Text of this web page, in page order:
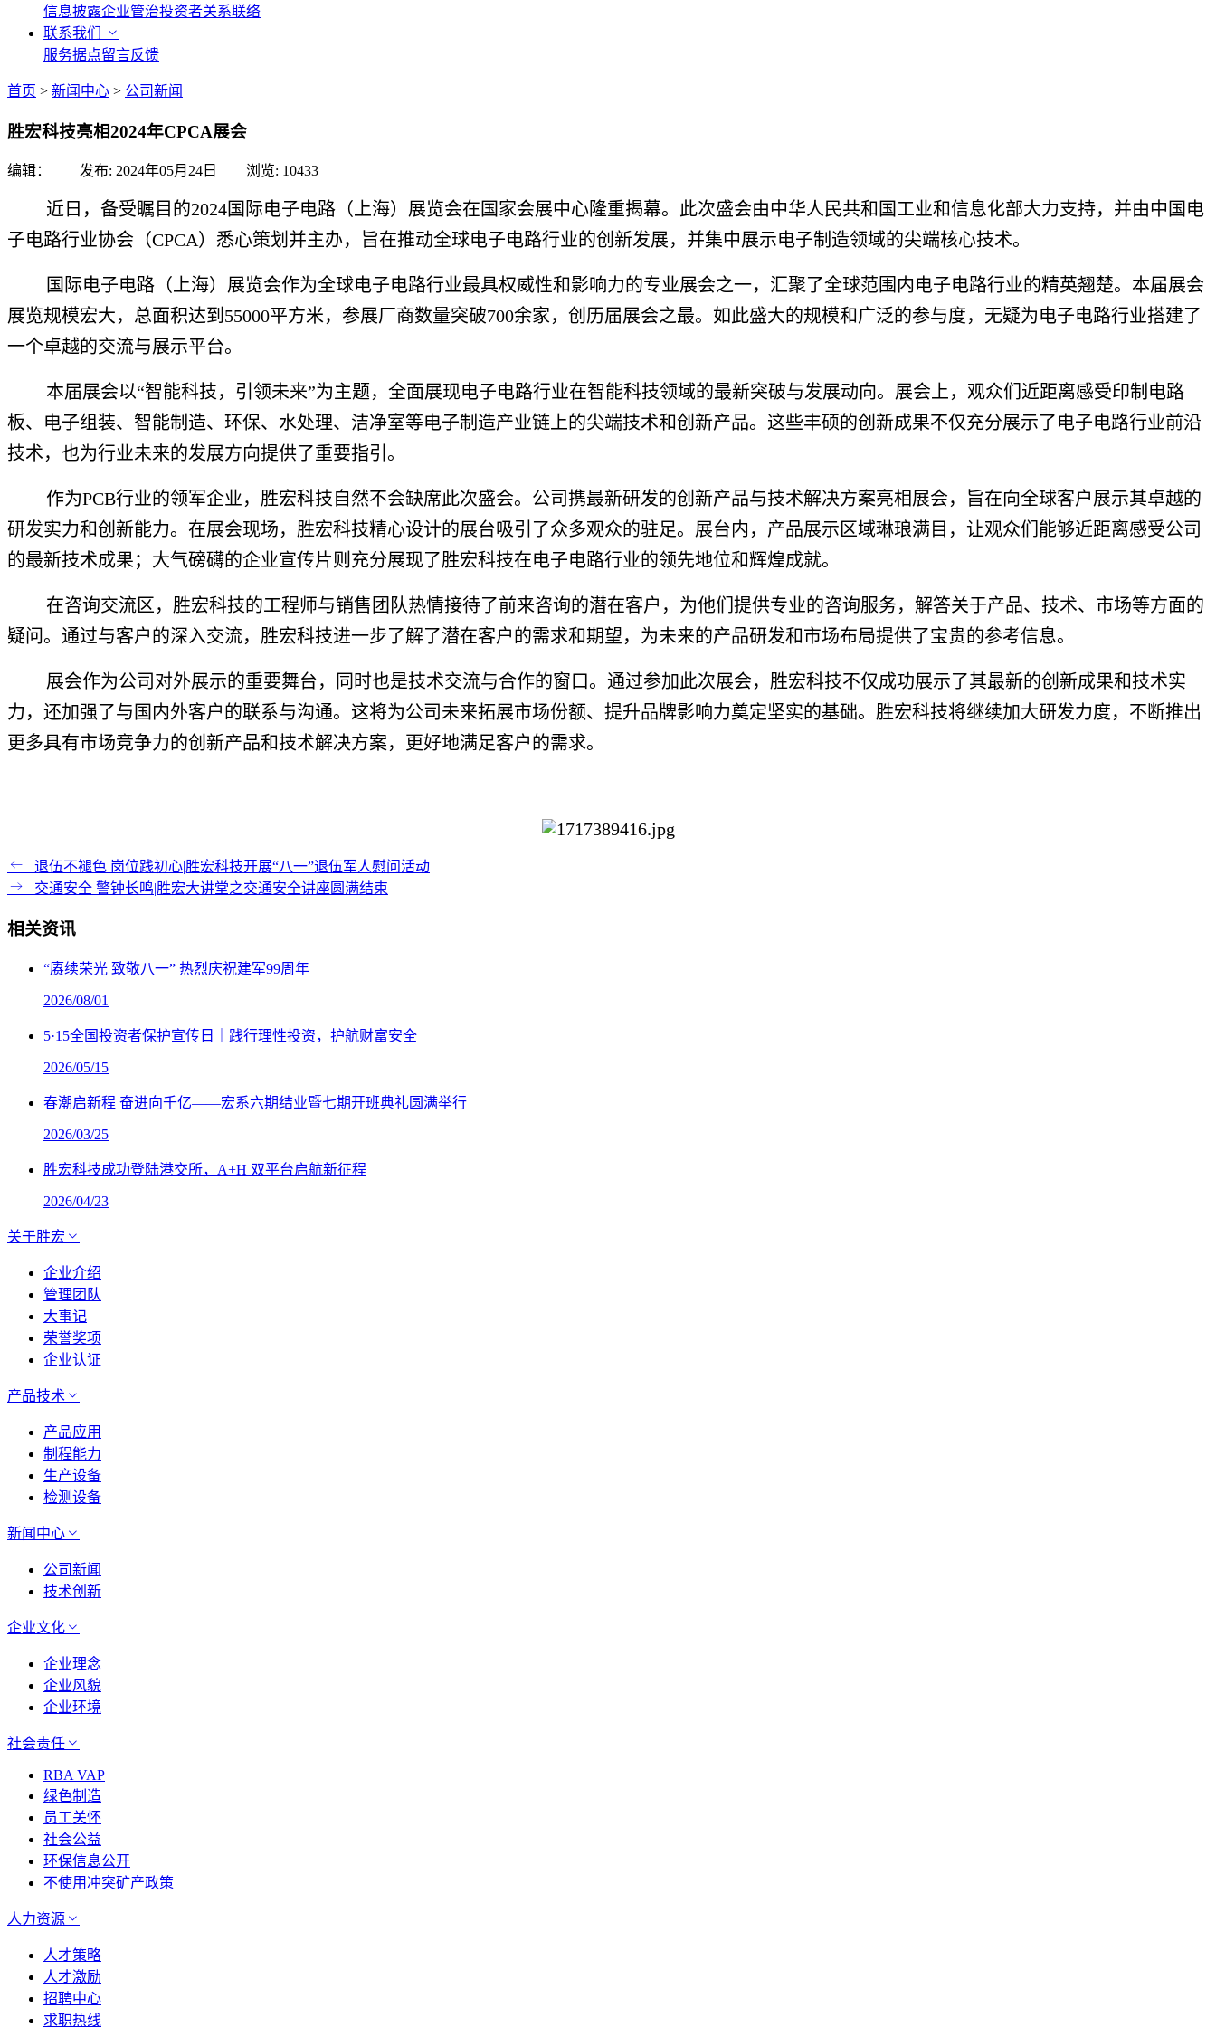
信息披露企业管治投资者关系联络
联系我们
服务据点留言反馈
首页 > 新闻中心 > 公司新闻
胜宏科技亮相2024年CPCA展会
编辑： 发布: 2024年05月24日 浏览: 10433
近日，备受瞩目的2024国际电子电路（上海）展览会在国家会展中心隆重揭幕。此次盛会由中华人民共和国工业和信息化部大力支持，并由中国电
子电路行业协会（CPCA）悉心策划并主办，旨在推动全球电子电路行业的创新发展，并集中展示电子制造领域的尖端核心技术。
国际电子电路（上海）展览会作为全球电子电路行业最具权威性和影响力的专业展会之一，汇聚了全球范围内电子电路行业的精英翘楚。本届展会
展览规模宏大，总面积达到55000平方米，参展厂商数量突破700余家，创历届展会之最。如此盛大的规模和广泛的参与度，无疑为电子电路行业搭建了
一个卓越的交流与展示平台。
本届展会以“智能科技，引领未来”为主题，全面展现电子电路行业在智能科技领域的最新突破与发展动向。展会上，观众们近距离感受印制电路
板、电子组装、智能制造、环保、水处理、洁净室等电子制造产业链上的尖端技术和创新产品。这些丰硕的创新成果不仅充分展示了电子电路行业前沿
技术，也为行业未来的发展方向提供了重要指引。
作为PCB行业的领军企业，胜宏科技自然不会缺席此次盛会。公司携最新研发的创新产品与技术解决方案亮相展会，旨在向全球客户展示其卓越的
研发实力和创新能力。在展会现场，胜宏科技精心设计的展台吸引了众多观众的驻足。展台内，产品展示区域琳琅满目，让观众们能够近距离感受公司
的最新技术成果；大气磅礴的企业宣传片则充分展现了胜宏科技在电子电路行业的领先地位和辉煌成就。
在咨询交流区，胜宏科技的工程师与销售团队热情接待了前来咨询的潜在客户，为他们提供专业的咨询服务，解答关于产品、技术、市场等方面的
疑问。通过与客户的深入交流，胜宏科技进一步了解了潜在客户的需求和期望，为未来的产品研发和市场布局提供了宝贵的参考信息。
展会作为公司对外展示的重要舞台，同时也是技术交流与合作的窗口。通过参加此次展会，胜宏科技不仅成功展示了其最新的创新成果和技术实
力，还加强了与国内外客户的联系与沟通。这将为公司未来拓展市场份额、提升品牌影响力奠定坚实的基础。胜宏科技将继续加大研发力度，不断推出
更多具有市场竞争力的创新产品和技术解决方案，更好地满足客户的需求。
退伍不褪色 岗位践初心|胜宏科技开展“八一”退伍军人慰问活动
交通安全 警钟长鸣|胜宏大讲堂之交通安全讲座圆满结束
相关资讯
“赓续荣光 致敬八一” 热烈庆祝建军99周年
2026/08/01
5·15全国投资者保护宣传日｜践行理性投资，护航财富安全
2026/05/15
春潮启新程 奋进向千亿——宏系六期结业暨七期开班典礼圆满举行
2026/03/25
胜宏科技成功登陆港交所，A+H 双平台启航新征程
2026/04/23
关于胜宏
企业介绍
管理团队
大事记
荣誉奖项
企业认证
产品技术
产品应用
制程能力
生产设备
检测设备
新闻中心
公司新闻
技术创新
企业文化
企业理念
企业风貌
企业环境
社会责任
RBA VAP
绿色制造
员工关怀
社会公益
环保信息公开
不使用冲突矿产政策
人力资源
人才策略
人才激励
招聘中心
求职热线